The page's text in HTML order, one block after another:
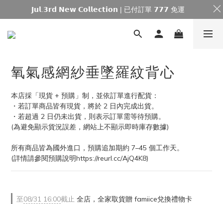
氧氣感網紗垂墜羅紋背心
本店採「現貨 + 預購」制，並依訂單進行配貨：
・若訂單商品皆有現貨，將於 2 日內完成出貨。
・若超過 2 日仍未出貨，則表示訂單需等待預購。
(為避免顯示貨況誤差，網站上不顯示即時庫存數據)
所有商品皆為國外進口，預購追加期約 7–45 個工作天。
(詳情請參閱預購說明https://reurl.cc/AjQ4K8)
至08/31 16:00截止 全店，全家取貨贈 famiice兌換禮物卡
𝗝𝘂𝗹.𝟯𝗿𝗱 𝗡𝗲𝘄 𝗖𝗼𝗹𝗹𝗲𝗰𝘁𝗶𝗼𝗻 | 已付訂單 𝟳𝟳𝟳 免運